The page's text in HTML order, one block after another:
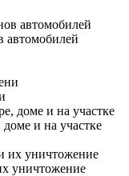
автомобилей
и на участке
уничтожение